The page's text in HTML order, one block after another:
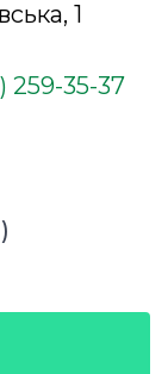
1
259-35-37
)